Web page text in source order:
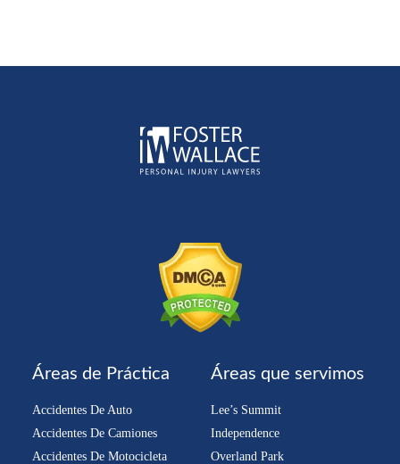
Áreas de Práctica
Accidentes De Auto
Accidentes De Camiones
Accidentes De Motocicleta
Áreas que servimos
Lee’s Summit
Independence
Overland Park